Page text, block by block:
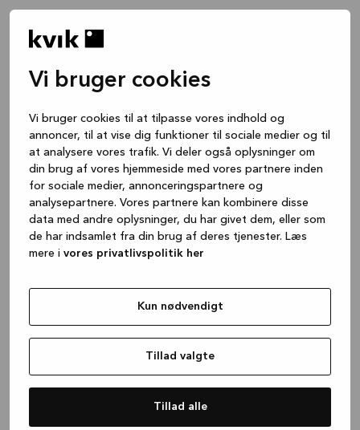
Vi bruger cookies
Vi bruger cookies til at tilpasse vores indhold og
annoncer, til at vise dig funktioner til sociale medier og til
at analysere vores trafik. Vi deler også oplysninger om
din brug af vores hjemmeside med vores partnere inden
for sociale medier, annonceringspartnere og
analysepartnere. Vores partnere kan kombinere disse
data med andre oplysninger, du har givet dem, eller som
de har indsamlet fra din brug af deres tjenester. Læs
mere i vores privatlivspolitik her
Kun nødvendigt
Tillad valgte
Tillad alle
(see the browser console for more
information).